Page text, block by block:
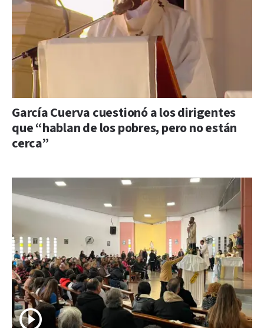
García Cuerva cuestionó a los dirigentes
que “hablan de los pobres, pero no están
cerca”